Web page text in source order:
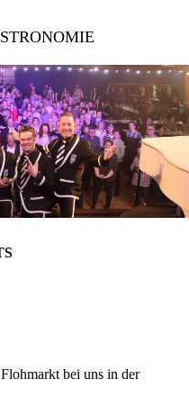
bei uns in der